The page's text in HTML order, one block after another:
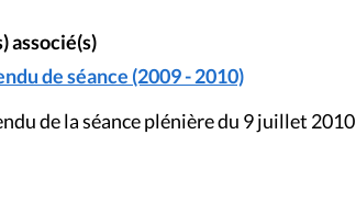
associé(s)
de séance (2009 - 2010)
de la séance plénière du 9 juillet 2010